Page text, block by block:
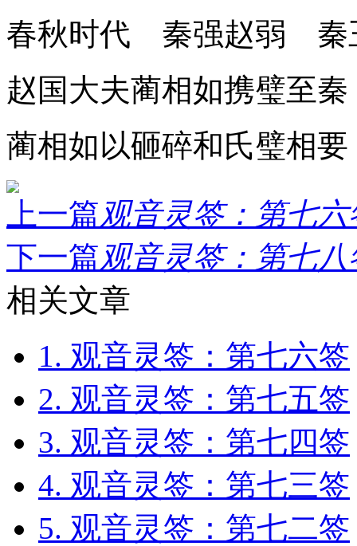
春秋时代 秦强赵弱 秦
赵国大夫蔺相如携璧至
蔺相如以砸碎和氏璧相
上一篇观音灵签：第七六
下一篇观音灵签：第七八
相关文章
1. 观音灵签：第七六签
2. 观音灵签：第七五签
3. 观音灵签：第七四签
4. 观音灵签：第七三签
5. 观音灵签：第七二签